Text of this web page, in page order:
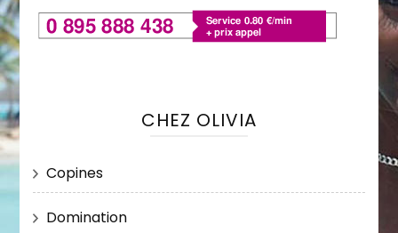
CHEZ OLIVIA
Copines
Domination